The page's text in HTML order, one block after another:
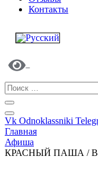
Контакты
Vk Odnoklassniki
Главная
Афиша
КРАСНЫЙ ПАША /